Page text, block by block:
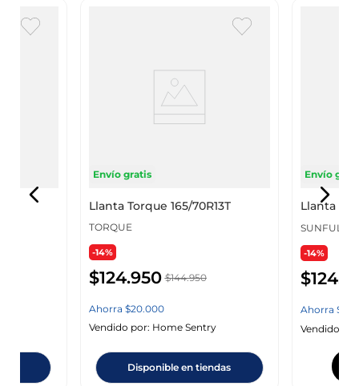
Envío gratis
Llanta Torque 165/70R13T
TORQUE
-14%
$124.950 $144.950
Ahorra $20.000
Vendido por: Home Sentry
Disponible en tiendas
Envío
Llanta
SUNFULL
-14%
$124.
Ahorra$
Vendido